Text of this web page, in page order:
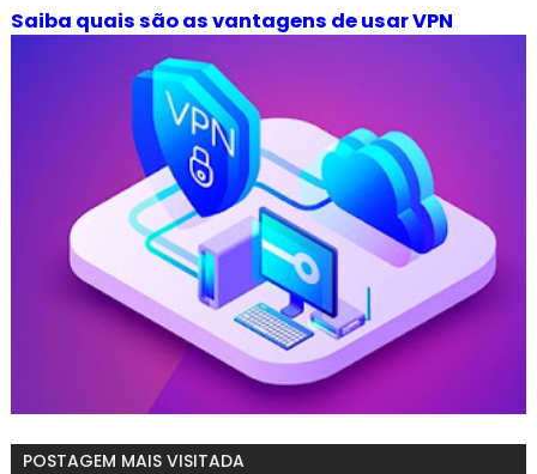
Saiba quais são as vantagens de usar VPN
POSTAGEM MAIS VISITADA